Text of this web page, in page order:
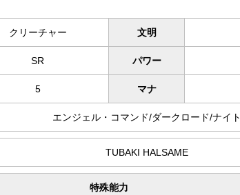
クリーチャー 文明
SR パワー
5 マナ
エンジェル・コマンド/ダークロード/ナイト
TUBAKI HALSAME
特殊能力